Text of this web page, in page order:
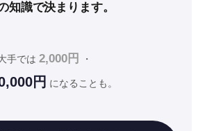
知識で決まります。
手では 2,000円 ・
円 になることも。